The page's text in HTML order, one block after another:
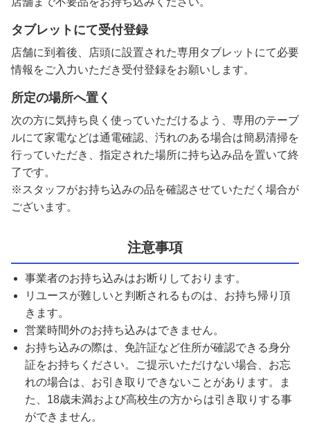
タブレットにて受付登録
店舗に到着後、店頭に設置された専用タブレットにて必要
情報をご入力いただき受付登録をお願いします。
所定の場所へ置く
次の方に気持ち良く使っていただけるよう、専用のテーブ
ルにて家電などは通電確認、汚れのある場合は簡易清掃を
行っていただき、指定された場所に持ち込み品を置いて終
了です。
※スタッフがお持ち込みの品を確認させていただく場合が
ございます。
注意事項
事業者のお持ち込みはお断りしております。
リユースが難しいと判断されるものは、お持ち帰り頂
きます。
営業時間外のお持ち込みはできません。
お持ち込みの際は、免許証など住所が確認できる身分
証をお持ちください。ご提示いただけない場合、お忘
れの場合は、お引き取りできないことがあります。ま
た、18歳未満および高校生の方からは引き取りする事
ができません。